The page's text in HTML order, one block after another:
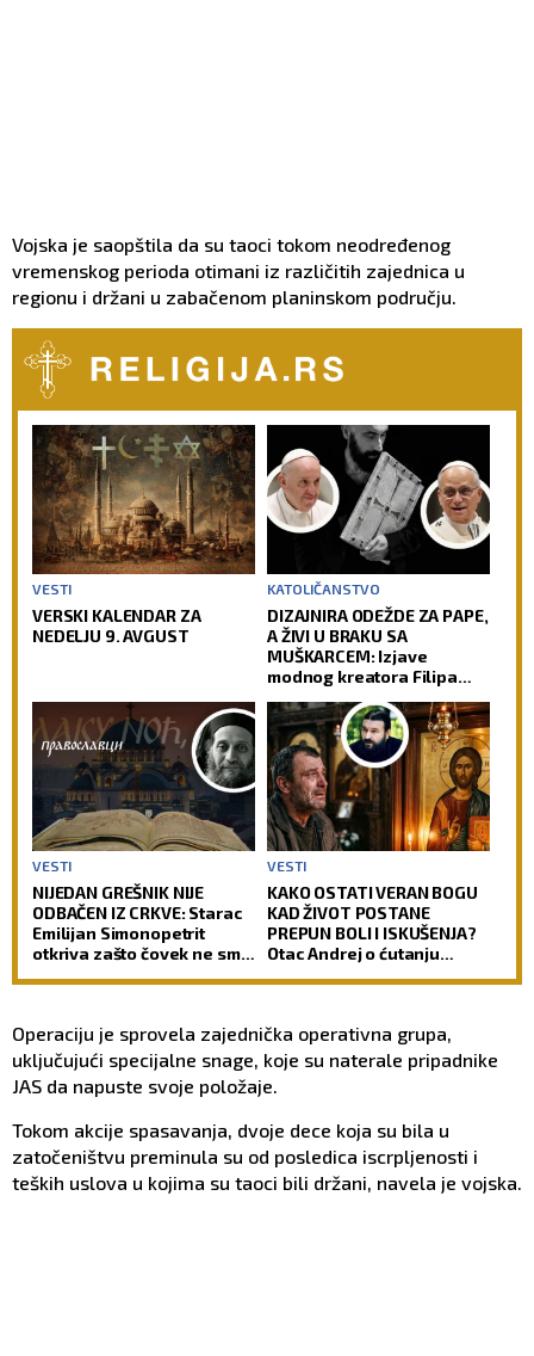
Vojska je saopštila da su taoci tokom neodređenog
vremenskog perioda otimani iz različitih zajednica u
regionu i držani u zabačenom planinskom području.
VESTI
VERSKI KALENDAR ZA
NEDELJU 9. AVGUST
KATOLIČANSTVO
DIZAJNIRA ODEŽDE ZA PAPE,
A ŽIVI U BRAKU SA
MUŠKARCEM: Izjave
modnog kreatora Filipa
neprijatno pitanje za
Katoličku crkvu
VESTI
NIJEDAN GREŠNIK NIJE
ODBAČEN IZ CRKVE: Starac
Emilijan Simonopetrit
otkriva zašto čovek ne sme
VESTI
KAKO OSTATI VERAN BOGU
KAD ŽIVOT POSTANE
PREPUN BOLI I ISKUŠENJA?
Otac Andrej o ćutanju
Operaciju je sprovela zajednička operativna grupa,
uključujući specijalne snage, koje su naterale pripadnike
JAS da napuste svoje položaje.
Tokom akcije spasavanja, dvoje dece koja su bila u
zatočeništvu preminula su od posledica iscrpljenosti i
teških uslova u kojima su taoci bili držani, navela je vojska.